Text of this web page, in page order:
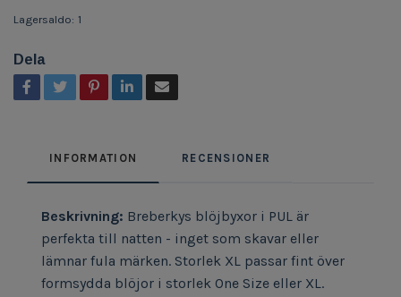
Lagersaldo: 1
Dela
INFORMATION RECENSIONER
Beskrivning: Breberkys blöjbyxor i PUL är
perfekta till natten - inget som skavar eller
lämnar fula märken. Storlek XL passar fint över
formsydda blöjor i storlek One Size eller XL.